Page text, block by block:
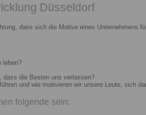
Düsseldorf
dass sich die Motive eines Unternehmens
leben?
dass die Besten uns verlassen?
und wie motivieren wir unsere Leute, sich
folgende sein: